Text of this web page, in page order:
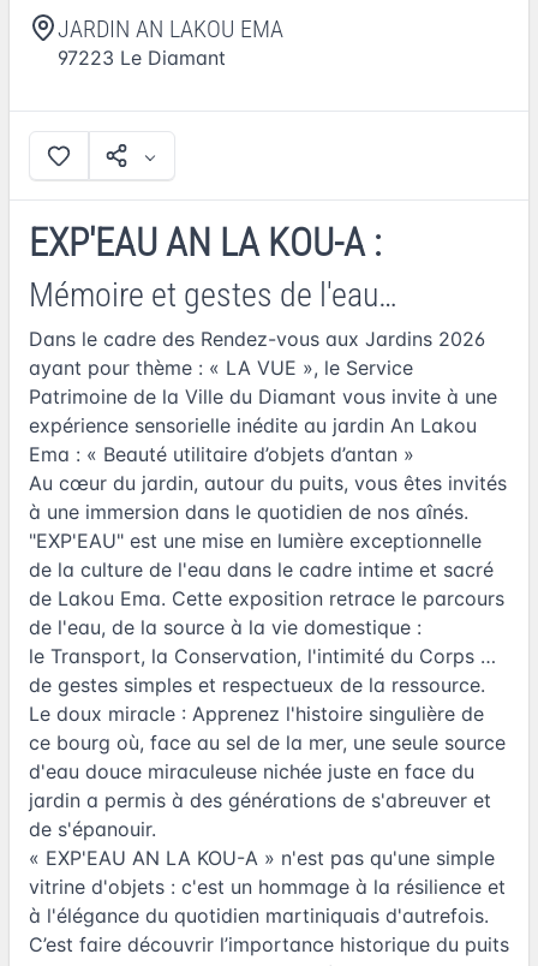
JARDIN AN LAKOU EMA
97223 Le Diamant
EXP'EAU AN LA KOU-A :
Mémoire et gestes de l'eau…
Dans le cadre des Rendez-vous aux Jardins 2026
ayant pour thème : « LA VUE », le Service
Patrimoine de la Ville du Diamant vous invite à une
expérience sensorielle inédite au jardin An Lakou
Ema : « Beauté utilitaire d’objets d’antan »
Au cœur du jardin, autour du puits, vous êtes invités
à une immersion dans le quotidien de nos aînés.
"EXP'EAU" est une mise en lumière exceptionnelle
de la culture de l'eau dans le cadre intime et sacré
de Lakou Ema. Cette exposition retrace le parcours
de l'eau, de la source à la vie domestique :
le Transport, la Conservation, l'intimité du Corps …
de gestes simples et respectueux de la ressource.
Le doux miracle : Apprenez l'histoire singulière de
ce bourg où, face au sel de la mer, une seule source
d'eau douce miraculeuse nichée juste en face du
jardin a permis à des générations de s'abreuver et
de s'épanouir.
« EXP'EAU AN LA KOU-A » n'est pas qu'une simple
vitrine d'objets : c'est un hommage à la résilience et
à l'élégance du quotidien martiniquais d'autrefois.
C’est faire découvrir l’importance historique du puits